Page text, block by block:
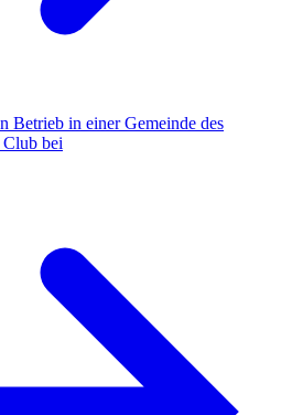
Betrieb in einer Gemeinde des
Club bei